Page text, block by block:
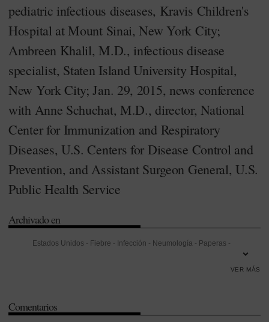
pediatric infectious diseases, Kravis Children's
Hospital at Mount Sinai, New York City;
Ambreen Khalil, M.D., infectious disease
specialist, Staten Island University Hospital,
New York City; Jan. 29, 2015, news conference
with Anne Schuchat, M.D., director, National
Center for Immunization and Respiratory
Diseases, U.S. Centers for Disease Control and
Prevention, and Assistant Surgeon General, U.S.
Public Health Service
Archivado en
Estados Unidos - Fiebre - Infección - Neumología - Paperas -
VER MÁS
Comentarios